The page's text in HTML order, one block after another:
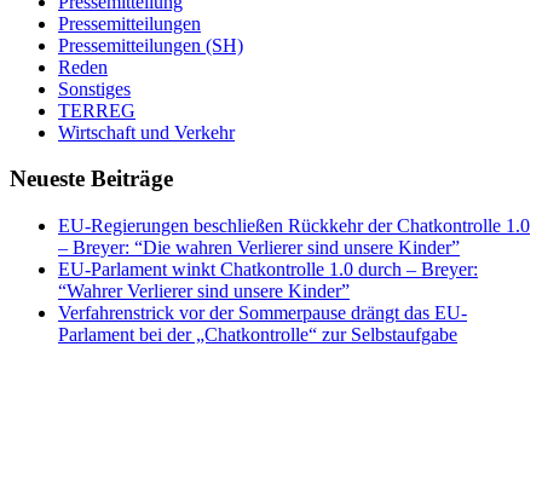
Pressemitteilungen
Pressemitteilungen (SH)
Reden
Sonstiges
TERREG
Wirtschaft und Verkehr
Neueste Beiträge
EU-Regierungen beschließen Rückkehr der Chatkontrolle 1.0
– Breyer: “Die wahren Verlierer sind unsere Kinder”
EU-Parlament winkt Chatkontrolle 1.0 durch – Breyer:
“Wahrer Verlierer sind unsere Kinder”
Verfahrenstrick vor der Sommerpause drängt das EU-
Parlament bei der „Chatkontrolle“ zur Selbstaufgabe